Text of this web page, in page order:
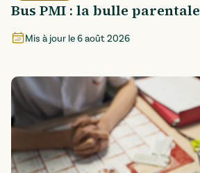
Bus PMI : la bulle parentale
Mis à jour le6 août 2026